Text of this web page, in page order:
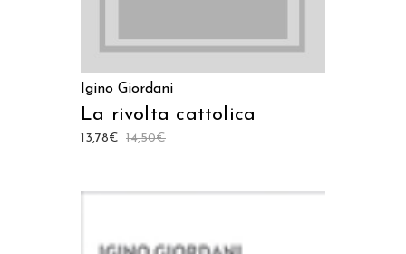
Igino Giordani
La rivolta cattolica
14,50€
13,78€